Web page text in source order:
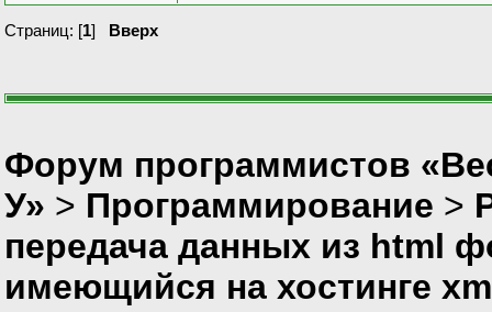
Страниц: [1] Вверх
Форум программистов
У» > Программирование >
передача данных из html
имеющийся на хостинге